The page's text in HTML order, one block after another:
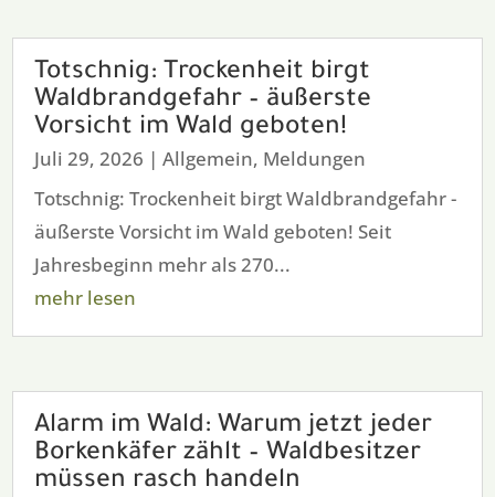
Totschnig: Trockenheit birgt
Waldbrandgefahr – äußerste
Vorsicht im Wald geboten!
Juli 29, 2026 |Allgemein, Meldungen
Totschnig: Trockenheit birgt Waldbrandgefahr -
äußerste Vorsicht im Wald geboten! Seit
Jahresbeginn mehr als 270...
mehr lesen
Alarm im Wald: Warum jetzt jeder
Borkenkäfer zählt – Waldbesitzer
müssen rasch handeln